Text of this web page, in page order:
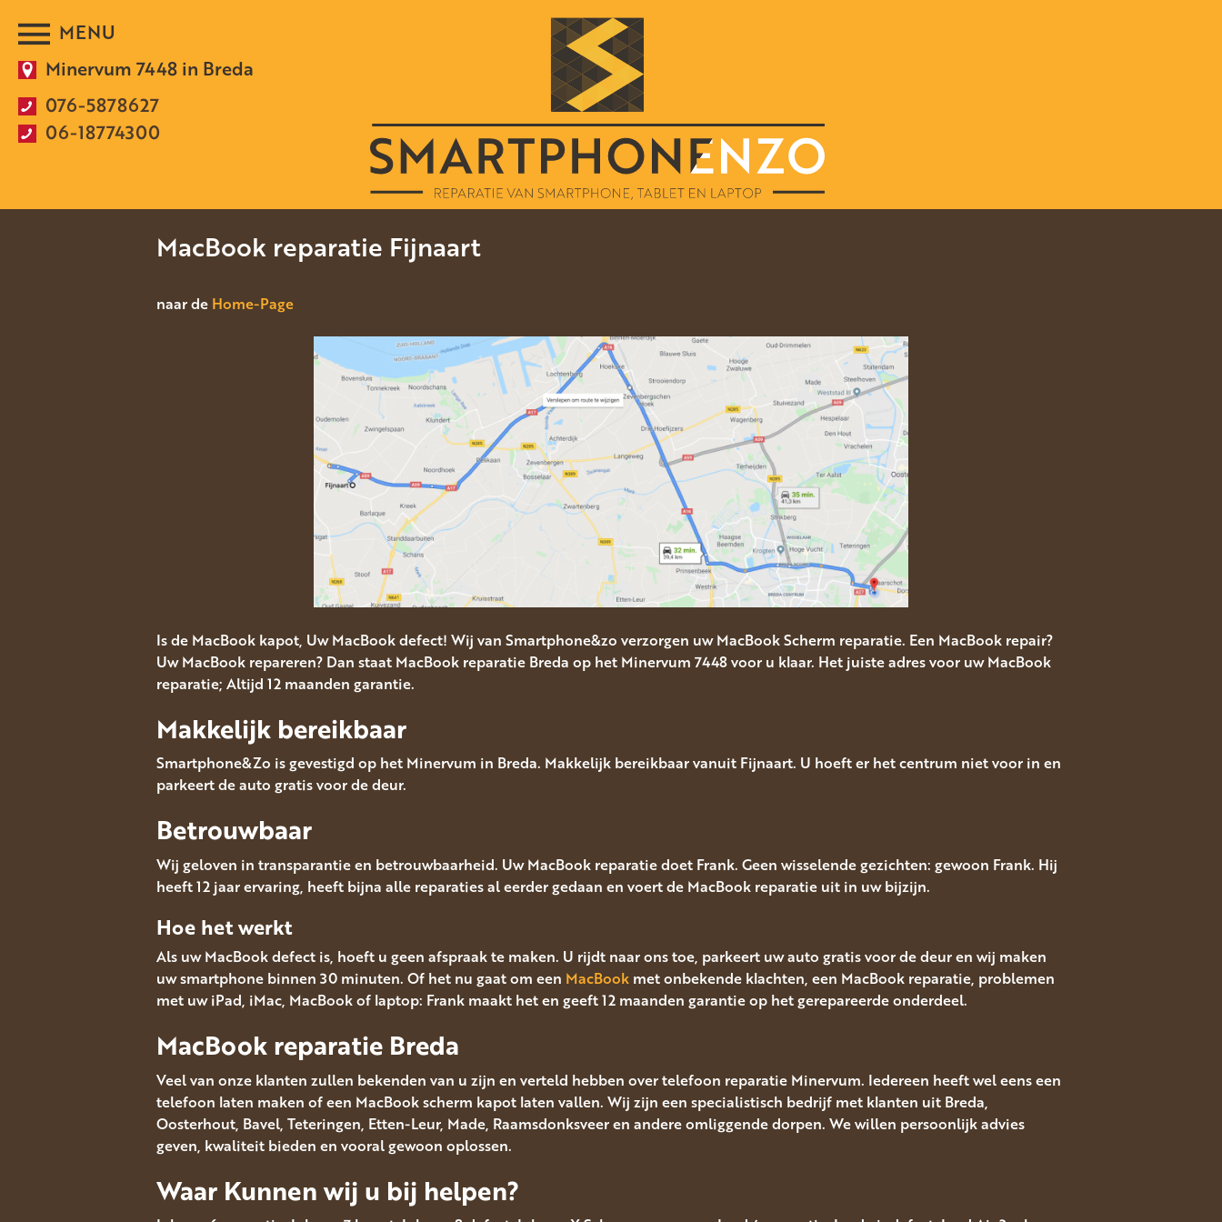
Minervum 7448 in Breda
076-5878627
06-18774300
MacBook reparatie Fijnaart
naar de Home-Page
Is de MacBook kapot, Uw MacBook defect! Wij van Smartphone&zo verzorgen uw MacBook Scherm reparatie. Een MacBook repair?
Uw MacBook repareren? Dan staat MacBook reparatie Breda op het Minervum 7448 voor u klaar. Het juiste adres voor uw MacBook
reparatie; Altijd 12 maanden garantie.
Makkelijk bereikbaar
Smartphone&Zo is gevestigd op het Minervum in Breda. Makkelijk bereikbaar vanuit Fijnaart. U hoeft er het centrum niet voor in en
parkeert de auto gratis voor de deur.
Betrouwbaar
Wij geloven in transparantie en betrouwbaarheid. Uw MacBook reparatie doet Frank. Geen wisselende gezichten: gewoon Frank. Hij
heeft 12 jaar ervaring, heeft bijna alle reparaties al eerder gedaan en voert de MacBook reparatie uit in uw bijzijn.
Hoe het werkt
Als uw MacBook defect is, hoeft u geen afspraak te maken. U rijdt naar ons toe, parkeert uw auto gratis voor de deur en wij maken
uw smartphone binnen 30 minuten. Of het nu gaat om een MacBook met onbekende klachten, een MacBook reparatie, problemen
met uw iPad, iMac, MacBook of laptop: Frank maakt het en geeft 12 maanden garantie op het gerepareerde onderdeel.
MacBook reparatie Breda
Veel van onze klanten zullen bekenden van u zijn en verteld hebben over telefoon reparatie Minervum. Iedereen heeft wel eens een
telefoon laten maken of een MacBook scherm kapot laten vallen. Wij zijn een specialistisch bedrijf met klanten uit Breda,
Oosterhout, Bavel, Teteringen, Etten-Leur, Made, Raamsdonksveer en andere omliggende dorpen. We willen persoonlijk advies
geven, kwaliteit bieden en vooral gewoon oplossen.
Waar Kunnen wij u bij helpen?